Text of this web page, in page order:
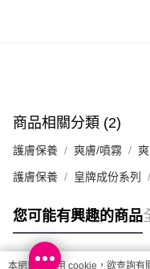
(澳門門市) 只顯示可選門
取。逾期會取消訂單，並不
每筆HK$20.00，滿
澳門地區配送 - 確認發貨
商品相關分類 (2)
護膚保養 爽膚/噴霧
護膚保養 皇牌成份系列
您可能有興趣的商品
本網站中使用 cookie，欲查詢有